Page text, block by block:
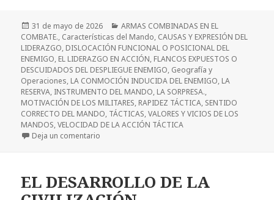
Publicado
el
31 de mayo de 2026 Categorías
ARMAS COMBINADAS EN EL
COMBATE., Características del Mando, CAUSAS Y EXPRESIÓN DEL
LIDERAZGO, DISLOCACIÓN FUNCIONAL O POSICIONAL DEL
ENEMIGO, EL LIDERAZGO EN ACCIÓN, FLANCOS EXPUESTOS O
DESCUIDADOS DEL DESPLIEGUE ENEMIGO, Geografía y
Operaciones, LA CONMOCIÓN INDUCIDA DEL ENEMIGO, LA
RESERVA, INSTRUMENTO DEL MANDO, LA SORPRESA.,
MOTIVACIÓN DE LOS MILITARES, RAPIDEZ TÁCTICA, SENTIDO
CORRECTO DEL MANDO, TÁCTICAS,VALORES Y VICIOS DE LOS
MANDOS,VELOCIDAD DE LA ACCIÓN TÁCTICA
Deja un comentario
EL DESARROLLO DE LA